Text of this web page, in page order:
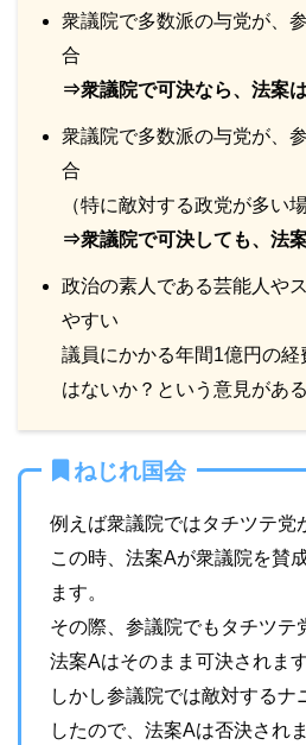
衆議院で多数派の与党が、
合
⇒衆議院で可決なら、法案
衆議院で多数派の与党が、
合
（特に敵対する政党が多い場
⇒衆議院で可決しても、法
政治の素人である芸能人や
やすい
議員にかかる年間1億円の
はないか？という意見がある
ねじれ国会
例えば衆議院ではタチツテ党
この時、法案Aが衆議院を賛
ます。
その際、参議院でもタチツテ
法案Aはそのまま可決されます
しかし参議院では敵対するナ
したので、法案Aは否決され